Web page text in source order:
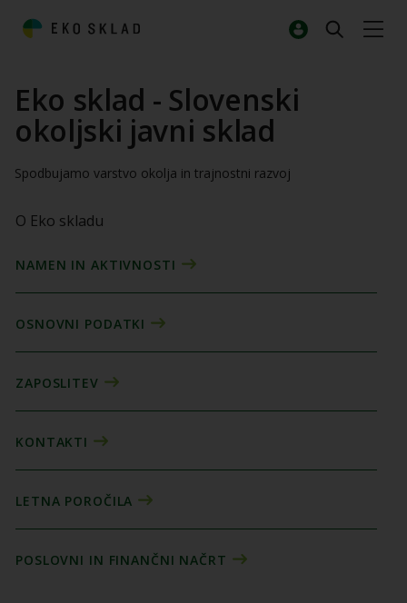
Eko sklad - Slovenski
okoljski javni sklad
Spodbujamo varstvo okolja in trajnostni razvoj
O Eko skladu
NAMEN IN AKTIVNOSTI
OSNOVNI PODATKI
ZAPOSLITEV
KONTAKTI
LETNA POROČILA
POSLOVNI IN FINANČNI NAČRT